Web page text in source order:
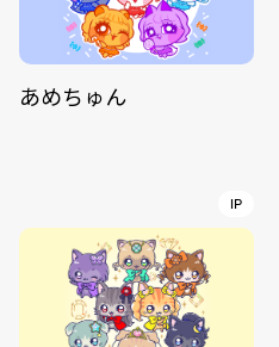
あめちゅん
IP